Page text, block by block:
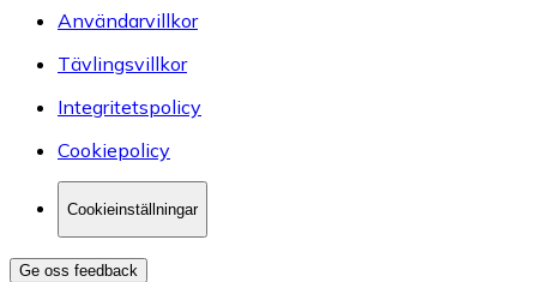
Användarvillkor
Tävlingsvillkor
Integritetspolicy
Cookiepolicy
Cookieinställningar
Ge oss feedback